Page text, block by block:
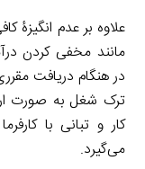
علاوه بر عدم انگیزۀ
مانند مخفی کردن
در هنگام دریافت
ترک شغل به صورت
کار و تبانی با
می‌گیرد.